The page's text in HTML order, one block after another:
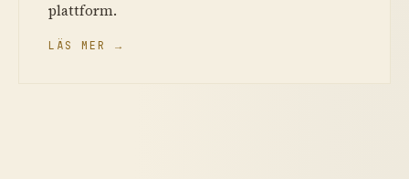
plattform.
LÄS MER →